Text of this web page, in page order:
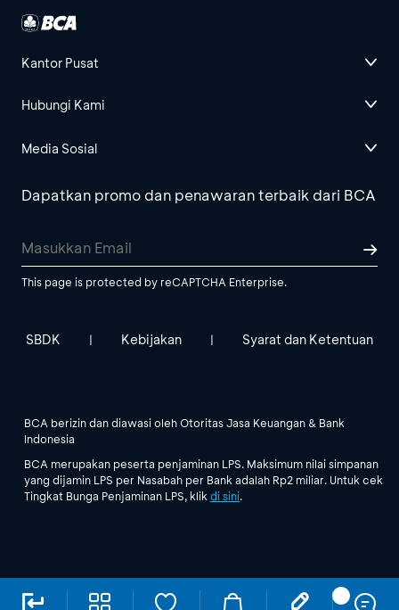
Kantor Pusat
Hubungi Kami
Media Sosial
Dapatkan promo dan penawaran terbaik dari BCA
This page is protected by reCAPTCHA Enterprise.
SBDK | Kebijakan | Syarat dan Ketentuan
BCA berizin dan diawasi oleh Otoritas Jasa Keuangan & Bank
Indonesia
BCA merupakan peserta penjaminan LPS. Maksimum nilai simpanan
yang dijamin LPS per Nasabah per Bank adalah Rp2 miliar. Untuk cek
Tingkat Bunga Penjaminan LPS, klik di sini.